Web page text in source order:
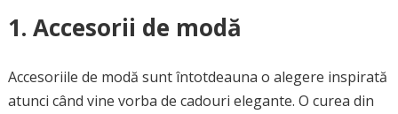
1. Accesorii de modă
Accesoriile de modă sunt întotdeauna o alegere inspirată
atunci când vine vorba de cadouri elegante. O curea din